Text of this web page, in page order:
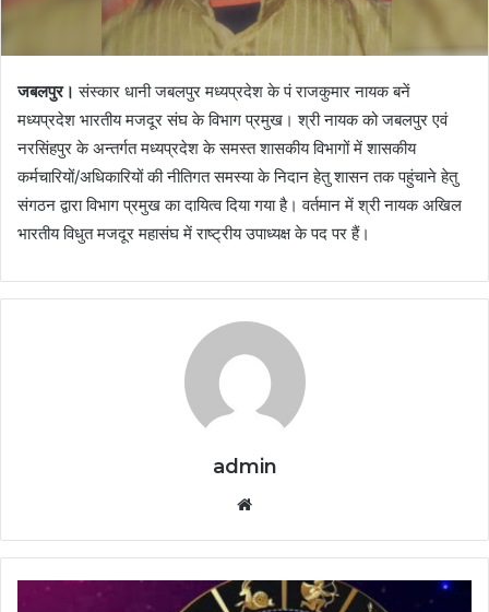
जबलपुर। संस्कार धानी जबलपुर मध्यप्रदेश के पं राजकुमार नायक बनें
मध्यप्रदेश भारतीय मजदूर संघ के विभाग प्रमुख। श्री नायक को जबलपुर एवं
नरसिंहपुर के अन्तर्गत मध्यप्रदेश के समस्त शासकीय विभागों में शासकीय
कर्मचारियों/अधिकारियों की नीतिगत समस्या के निदान हेतु शासन तक पहुंचाने हेतु
संगठन द्वारा विभाग प्रमुख का दायित्व दिया गया है। वर्तमान में श्री नायक अखिल
भारतीय विधुत मजदूर महासंघ में राष्ट्रीय उपाध्यक्ष के पद पर हैं।
admin